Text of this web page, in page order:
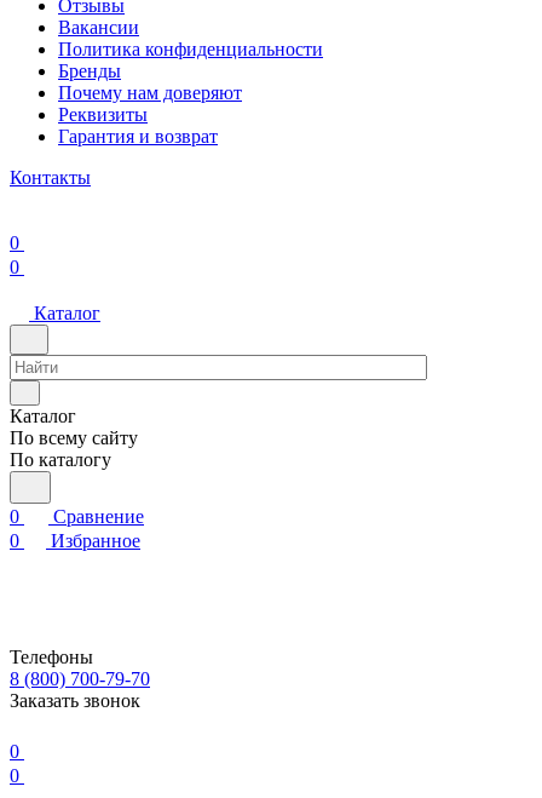
Отзывы
Вакансии
Политика конфиденциальности
Бренды
Почему нам доверяют
Реквизиты
Гарантия и возврат
Контакты
0
0
Каталог
Каталог
По всему сайту
По каталогу
0
Сравнение
0
Избранное
Телефоны
8 (800) 700-79-70
Заказать звонок
0
0